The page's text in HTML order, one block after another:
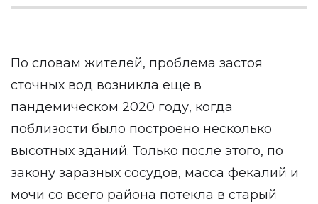
По словам жителей, проблема застоя
сточных вод возникла еще в
пандемическом 2020 году, когда
поблизости было построено несколько
высотных зданий. Только после этого, по
закону заразных сосудов, масса фекалий и
мочи со всего района потекла в старый